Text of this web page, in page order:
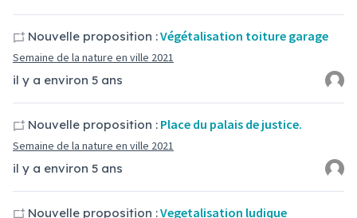
il y a environ 5 ans
Nouvelle proposition :Végétalisation toiture garage
Semaine de la nature en ville 2021
il y a environ 5 ans
Nouvelle proposition : Place du palais de justice.
Semaine de la nature en ville 2021
Nouvelle proposition :Vegetalisation ludique